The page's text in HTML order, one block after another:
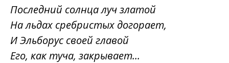
Последний солнца луч златой
На льдах сребристых догорает,
И Эльборус своей главой
Его, как туча, закрывает...